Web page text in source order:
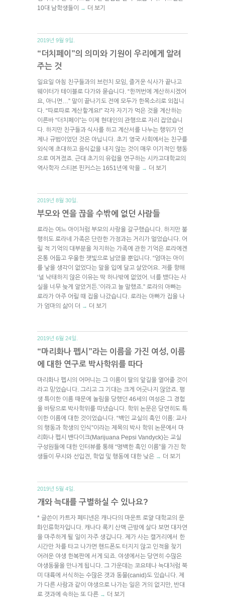
10대 남학생들이
→ 더 보기
2019년 9월 9일.
“더치페이”의 의미와 기원이 우리에게 알려
주는 것
일요일 아침 친구들과의 브런치 모임, 즐거운 식사가 끝나고
웨이터가 테이블로 다가와 묻습니다. “한꺼번에 계산하시겠어
요, 아니면…” 말이 끝나기도 전에 모두가 한목소리로 외칩니
다. “따로따로 계산할게요!” 각자 자기가 먹은 것을 계산하는
이른바 “더치페이”는 이제 현대인의 관행으로 자리 잡았습니
다. 하지만 친구들과 식사를 하고 계산서를 나누는 행위가 언
제나 규범이었던 것은 아닙니다. 초기 영국 사회에서는 친구를
외식에 초대하고 음식값을 내지 않는 것이 매우 이기적인 행동
으로 여겨졌죠. 근대 초기의 유럽을 연구하는 시카고대학교의
역사학자 스티븐 핀커스는 1651년에 막을 → 더 보기
2019년 8월 30일.
부모와 연을 끊을 수밖에 없던 사람들
로라는 여느 아이처럼 부모의 사랑을 갈구했습니다. 하지만 불
행히도 로라네 가족은 단란한 가정과는 거리가 멀었습니다. 어
릴 적 기억의 대부분을 차지하는 가족에 관한 기억은 로라에겐
온통 어둡고 우울한 잿빛으로 남았을 뿐입니다. “엄마는 아이
를 낳을 생각이 없었다는 말을 입에 달고 살았어요. 저를 향해
‘널 낙태하지 않은 이유는 딱 하나밖에 없었어. 너를 뱄다는 사
실을 너무 늦게 알았거든.’이라고 늘 말했죠.” 로라의 아빠는
로라가 아주 어릴 때 집을 나갔습니다. 로라는 아빠가 집을 나
가 엄마의 삶이 더 → 더 보기
2019년 6월 24일.
“마리화나 펩시”라는 이름을 가진 여성, 이름
에 대한 연구로 박사학위를 따다
마리화나 펩시의 어머니는 그 이름이 딸의 앞길을 열어줄 것이
라고 믿었습니다. 그리고 그 기대는 크게 어긋나지 않았죠. 평
생 특이한 이름 때문에 놀림을 당했던 46세의 여성은 그 경험
을 바탕으로 박사학위를 따냈습니다. 학위 논문은 당연히도 특
이한 이름에 대한 것이었습니다. “백인 교실의 흑인 이름: 교사
의 행동과 학생의 인식”이라는 제목의 박사 학위 논문에서 마
리화나 펩시 밴다이크(Marijuana Pepsi Vandyck)는 교실
구성원들에 대한 인터뷰를 통해 “명백한 흑인 이름”을 가진 학
생들이 무시와 선입견, 학업 및 행동에 대한 낮은 → 더 보기
2019년 5월 4일.
개와 늑대를 구별하실 수 있나요?
* 글쓴이 카트자 페티넨은 캐나다의 마운트 로얄 대학교의 문
화인류학자입니다. 캐나다 록키 산맥 근방에 살다 보면 대자연
을 마주하게 될 일이 자주 생깁니다. 제가 사는 캘거리에서 한
시간만 차를 타고 나가면 핸드폰도 터지지 않고 인적을 찾기
어려운 야생 한복판에 서게 되죠. 야생에서는 당연히 수많은
야생동물을 만나게 됩니다. 그 가운데는 코요테나 늑대처럼 북
미 대륙에 서식하는 수많은 갯과 동물(canid)도 있습니다. 제
가 다른 사람과 같이 야생으로 나가는 일은 거의 없지만, 반대
로 갯과에 속하는 또 다른 → 더 보기